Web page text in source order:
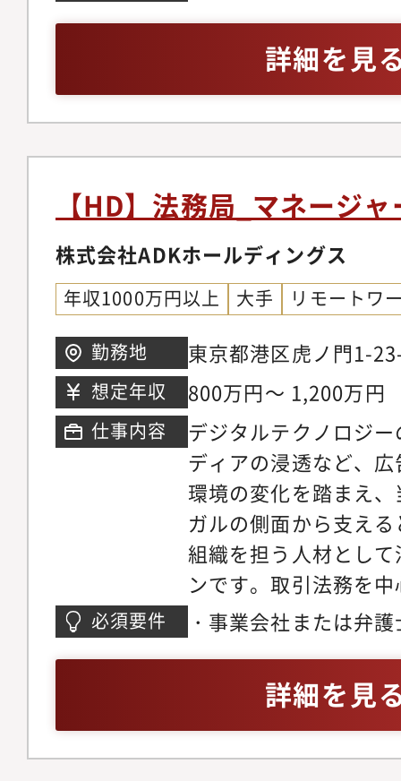
かしながら、部門と
り組んでいます。業
ライアンスファース
顧客の皆様から信頼
業務を通じて事業運
内では情報共有や相
連携しながら業務を
また、各事業部や経
ながら、法令遵守と
割を担っており、
ンシデント対応とい
する機会があります
通じて、リーガル＆
おける専門性と視座
ます。
サービスに関する法
項の可否を判断する
の目的を理解し、法
ロールしながら、実
役割を期待していま
務・社内体制の整備
以下の領域にも携わ
主総会、取締役会等
必要な手続、登記ま
ロセスの設計・労務
コンプライアンス体
ティ体制の整備・運
応・商標、著作権、
等の知的財産法務・
への対応・訴訟、紛
応・弁護士、司法書
家との連携発生頻度
株・ストックオプシ
業務提携等の重要案
は、当面、契約法務
定です。 契約書のレ
件程度を想定してい
組織再編における法
DXの促進└Legalテ
審査フロー体制の構
理システムの構築・
の魅力】・IPO準備フ
積むことができます
続ける安定した企業
ことができます。・
を推し進められる環
士）とともに法務組
きます。
詳細を見
【HD】法務局_マネージ
株式会社ADKホールディングス
年収1000万円以上 大手 リモートワ
勤務地
東京都港区虎ノ門1-
ワー
想定年収 800万円～ 1,200万円
仕事内容
デジタルテクノロジ
ディアの浸透など、
環境の変化を踏まえ
ガルの側面から支え
組織を担う人材とし
ンです。取引法務を
ながら、ご経験や適
ず、事業部門に寄り
進める伴走者として
横断プロジェクトの
響力の大きなミッシ
必須要件
・事業会社または弁
の審査・作成を中心
実務経験・業務提携
詳細を見